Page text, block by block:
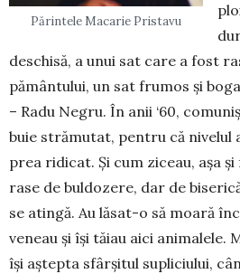
Părintele Macarie Pristavu
deschisă, a unui sat care a fost
pământului, un sat frumos și
– Radu Negru. În anii ‘60,
buie strămutat, pentru că
prea ridicat. Și cum ziceau, așa
rase de buldozere, dar de
se atingă. Au lăsat-o să moară
veneau și își tăiau aici animalele.
își aștepta sfârșitul supli­ciului,